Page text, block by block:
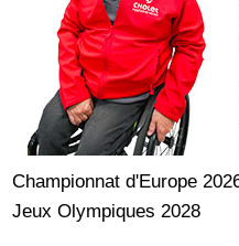
Championnat d'Europe
Jeux Olympiques 2028